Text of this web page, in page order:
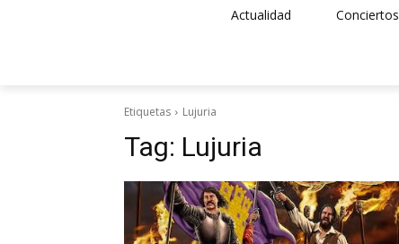
Actualidad Conciertos
Etiquetas Lujuria
Tag: Lujuria